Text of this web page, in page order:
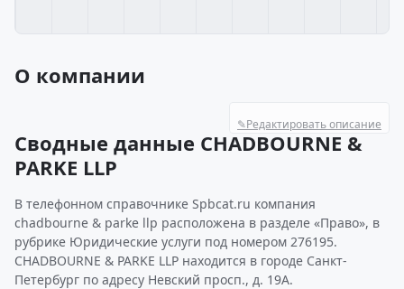
О компании
✎Редактировать описание
Сводные данные CHADBOURNE &
PARKE LLP
В телефонном справочнике Spbcat.ru компания
chadbourne & parke llp расположена в разделе «Право», в
рубрике Юридические услуги под номером 276195.
CHADBOURNE & PARKE LLP находится в городе Санкт-
Петербург по адресу Невский просп., д. 19А.